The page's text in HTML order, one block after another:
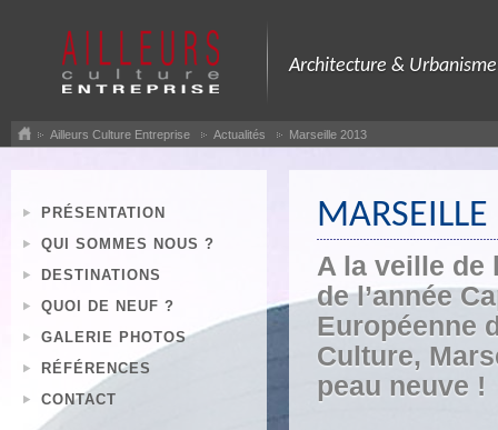
Architecture & Urbanisme
Ailleurs Culture Entreprise Actualités Marseille 2013
PRÉSENTATION
QUI SOMMES NOUS ?
DESTINATIONS
QUOI DE NEUF ?
GALERIE PHOTOS
RÉFÉRENCES
CONTACT
A la veille de
de l’année
Européenne
Culture,
peau neuve !